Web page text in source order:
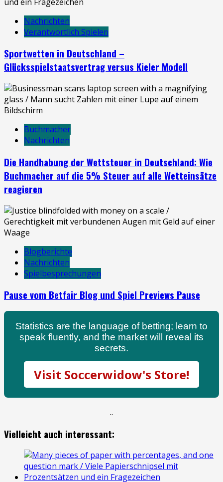
Nachrichten
Verantwortlich Spielen
Sportwetten in Deutschland –
Glücksspielstaatsvertrag versus Kieler Modell
Buchmacher
Nachrichten
Die Handhabung der Wettsteuer in Deutschland: Wie
Buchmacher auf die 5% Steuer auf alle Wetteinsätze
reagieren
Blogberichte
Nachrichten
Spielbesprechungen
Pause vom Betfair Blog und Spiel Previews Pause
Statistics are the language of betting; learn to
speak fluently, and the market will reveal its
secrets.
Visit Soccerwidow's Store!
..
Vielleicht auch interessant: